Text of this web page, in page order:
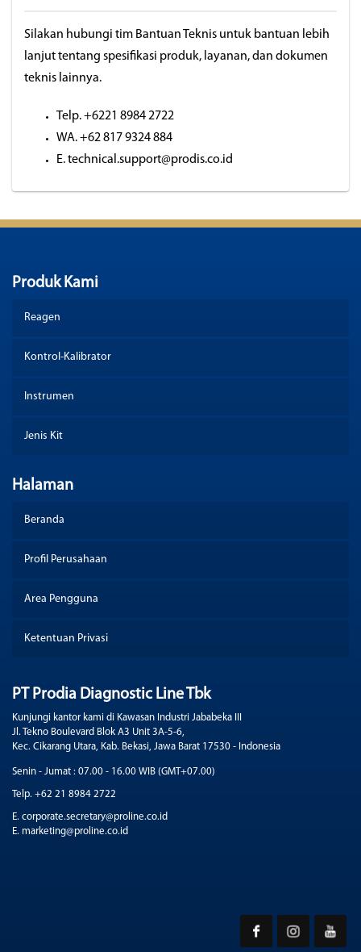
Silakan hubungi tim Bantuan Teknis untuk bantuan lebih
lanjut tentang spesifikasi produk, layanan, dan dokumen
teknis lainnya.
Telp. +6221 8984 2722
WA. +62 817 9324 884
E. technical.support@prodis.co.id
Produk Kami
Reagen
Kontrol-Kalibrator
Instrumen
Jenis Kit
Halaman
Beranda
Profil Perusahaan
Area Pengguna
Ketentuan Privasi
PT Prodia Diagnostic Line Tbk
Kunjungi kantor kami di Kawasan Industri Jababeka III
Jl. Tekno Boulevard Blok A3 Unit 3A-5-6,
Kec. Cikarang Utara, Kab. Bekasi, Jawa Barat 17530 - Indonesia
Senin - Jumat : 07.00 - 16.00 WIB (GMT+07.00)
Telp. +62 21 8984 2722
E. corporate.secretary@proline.co.id
E. marketing@proline.co.id